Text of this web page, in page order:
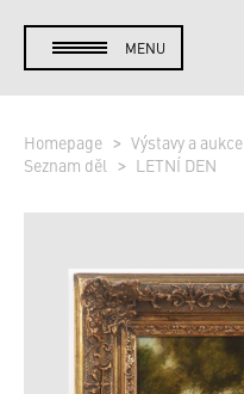
MENU
Homepage Výstavy a aukce
Seznam děl
LETNÍ DEN